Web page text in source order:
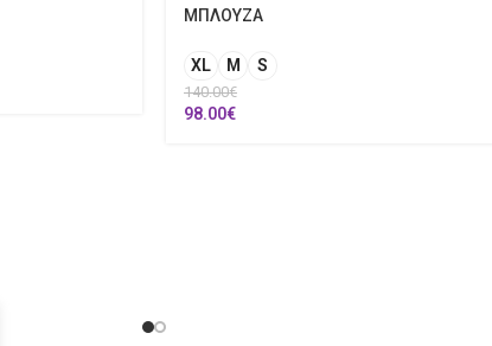
ΜΠΛΟΥΖΑ
XL M S
140.00€
98.00€